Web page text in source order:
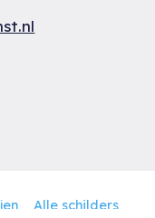
Alle schilders